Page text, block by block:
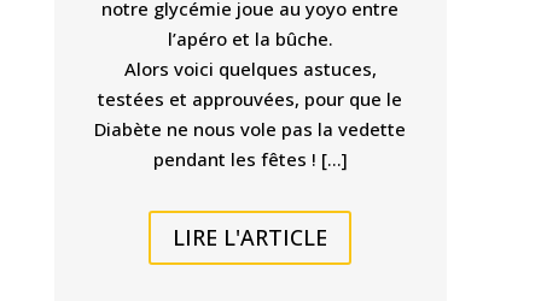
notre glycémie joue au yoyo entre
l’apéro et la bûche.
Alors voici quelques astuces,
testées et approuvées, pour que le
Diabète ne nous vole pas la vedette
pendant les fêtes ! […]
LIRE L'ARTICLE